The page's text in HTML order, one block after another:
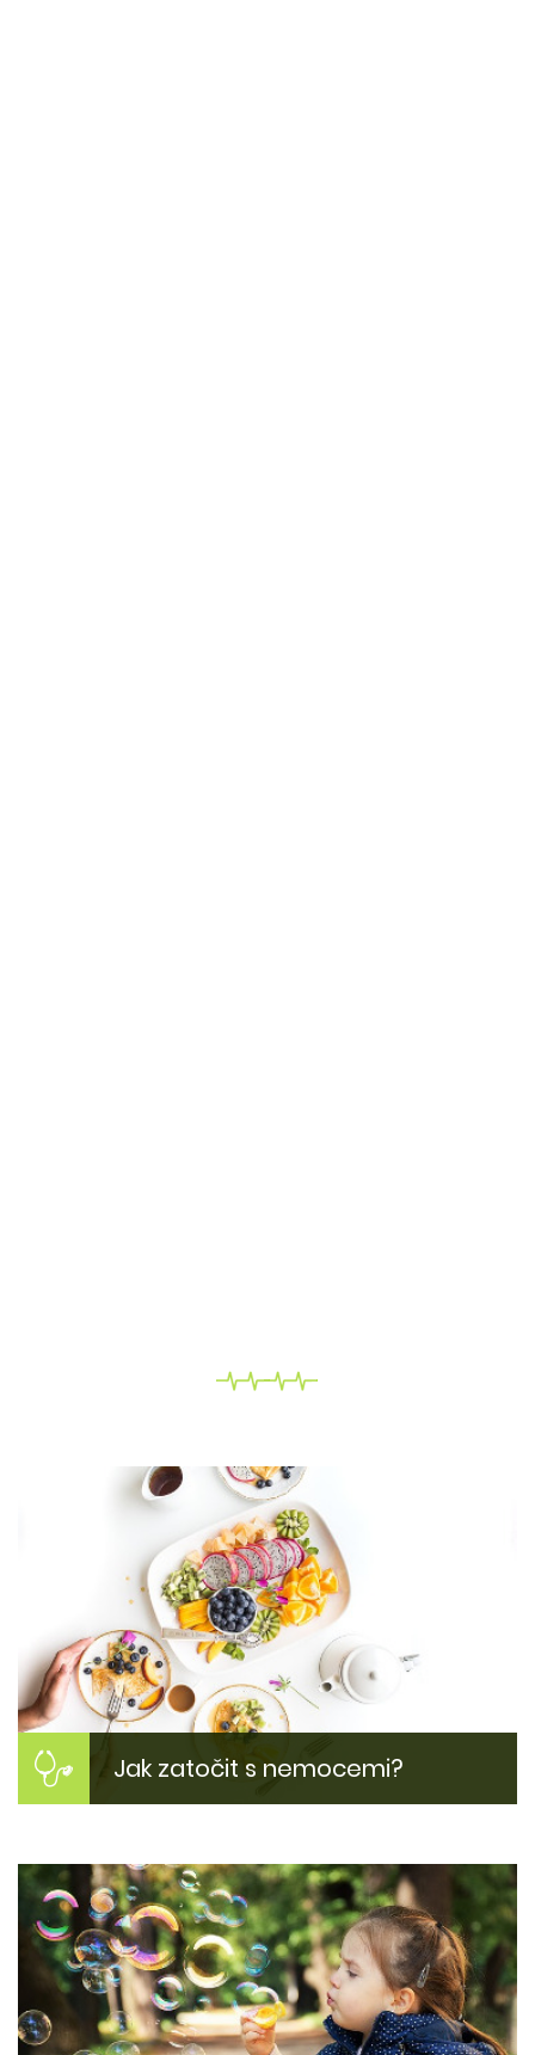
Jak zatočit s nemocemi?
Jak si zlepšit zdraví?
Inspirujte se našimi tipy jak zlepšit svůj zdravotní
stav. Proč jsme nemocní? Jak být zase fit?
Více zde...